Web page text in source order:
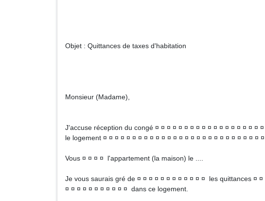
Objet : Quittances de taxes d'habitation
Monsieur (Madame),
J'accuse réception du congé ¤ ¤ ¤ ¤ ¤ ¤ ¤ ¤ ¤ ¤ ¤ ¤ ¤ ¤ ¤ ¤ ¤ ¤
le logement ¤ ¤ ¤ ¤ ¤ ¤ ¤ ¤ ¤ ¤ ¤ ¤ ¤ ¤ ¤ ¤ ¤ ¤ ¤ ¤ ¤ ¤ ¤ ¤ ¤ ¤ ¤ ¤ .
Vous ¤ ¤ ¤ ¤ l'appartement (la maison) le ....
Je vous saurais gré de ¤ ¤ ¤ ¤ ¤ ¤ ¤ ¤ ¤ ¤ ¤ ¤ les quittances ¤
¤ ¤ ¤ ¤ ¤ ¤ ¤ ¤ ¤ ¤ ¤ dans ce logement.